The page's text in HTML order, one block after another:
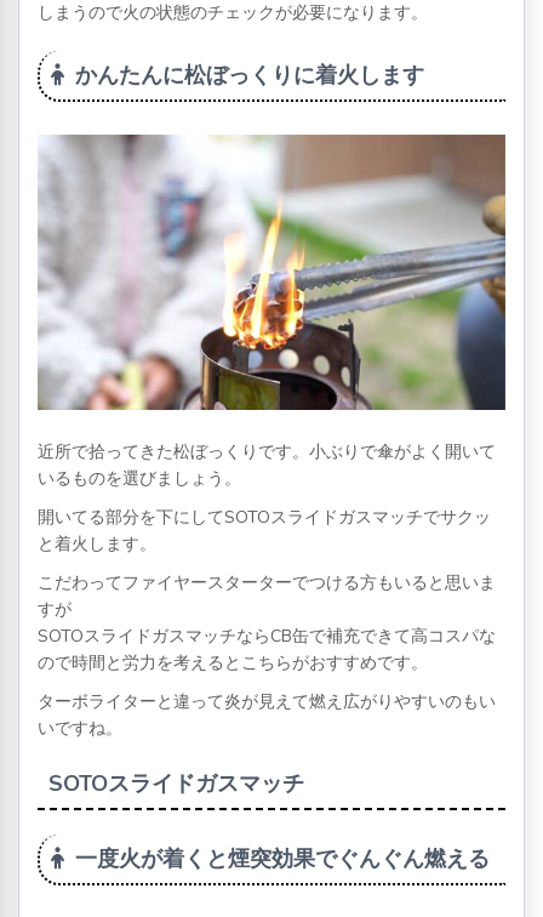
しまうので火の状態のチェックが必要になります。
かんたんに松ぼっくりに着火します
近所で拾ってきた松ぼっくりです。小ぶりで傘がよく開いて
いるものを選びましょう。
開いてる部分を下にしてSOTOスライドガスマッチでサクッ
と着火します。
こだわってファイヤースターターでつける方もいると思いま
すが
SOTOスライドガスマッチならCB缶で補充できて高コスパな
ので時間と労力を考えるとこちらがおすすめです。
ターボライターと違って炎が見えて燃え広がりやすいのもい
いですね。
SOTOスライドガスマッチ
一度火が着くと煙突効果でぐんぐん燃える